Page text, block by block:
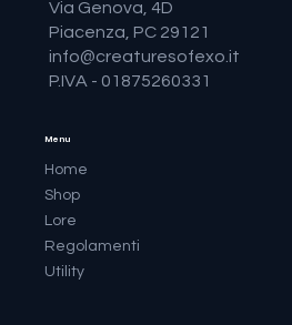
Via Genova, 4D
Piacenza, PC 29121
info@creaturesofexo.it
P.IVA - 01875260331
Menu
Home
Shop
Lore
Regolamenti
Utility